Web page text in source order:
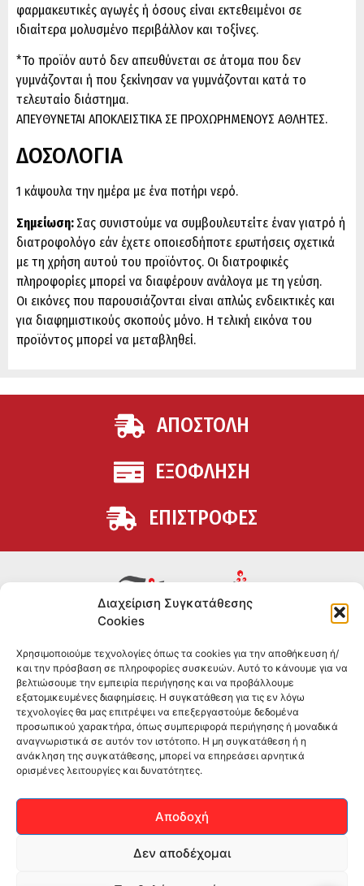
Διαχείριση Συγκατάθεσης
Cookies
Χρησιμοποιούμε τεχνολογίες όπως τα cookies για την αποθήκευση ή/
και την πρόσβαση σε πληροφορίες συσκευών. Αυτό το κάνουμε για να
βελτιώσουμε την εμπειρία περιήγησης και να προβάλλουμε
εξατομικευμένες διαφημίσεις. Η συγκατάθεση για τις εν λόγω
τεχνολογίες θα μας επιτρέψει να επεξεργαστούμε δεδομένα
προσωπικού χαρακτήρα, όπως συμπεριφορά περιήγησης ή μοναδικά
αναγνωριστικά σε αυτόν τον ιστότοπο. Η μη συγκατάθεση ή η
ανάκληση της συγκατάθεσης, μπορεί να επηρεάσει αρνητικά
ορισμένες λειτουργίες και δυνατότητες.
Αποδοχή
Δεν αποδέχομαι
φαρμακευτικές αγωγές ή όσους είναι εκτεθειμένοι σε
ιδιαίτερα μολυσμένο περιβάλλον και τοξίνες.
*Το προϊόν αυτό δεν απευθύνεται σε άτομα που δεν
γυμνάζονται ή που ξεκίνησαν να γυμνάζονται κατά το
τελευταίο διάστημα.
ΑΠΕΥΘΥΝΕΤΑΙ ΑΠΟΚΛΕΙΣΤΙΚΑ ΣΕ ΠΡΟΧΩΡΗΜΕΝΟΥΣ ΑΘΛΗΤΕΣ.
ΔΟΣΟΛΟΓΙΑ
1 κάψουλα την ημέρα με ένα ποτήρι νερό.
Σημείωση: Σας συνιστούμε να συμβουλευτείτε έναν γιατρό ή
διατροφολόγο εάν έχετε οποιεσδήποτε ερωτήσεις σχετικά
με τη χρήση αυτού του προϊόντος. Οι διατροφικές
πληροφορίες μπορεί να διαφέρουν ανάλογα με τη γεύση.
Οι εικόνες που παρουσιάζονται είναι απλώς ενδεικτικές και
για διαφημιστικούς σκοπούς μόνο. Η τελική εικόνα του
προϊόντος μπορεί να μεταβληθεί.
ΑΠΟΣΤΟΛΗ
ΕΞΟΦΛΗΣΗ
ΕΠΙΣΤΡΟΦΕΣ
θέλουν να βελτιώσουν τη διατροφή και την υγεία τους.
Επώνυμα brands και εμπειρία ετών στο χώρο.
ΠΛΗΡΟΦΟΡΙΕΣ
-ΤΗΛ:2551 181428
–ΟΡΟΙ & ΠΡΟΣΩΠΙΚΑ ΔΕΔΟΜΕΝΑ
–ΕΠΙΚΟΙΝΩΝΙΑ
SOCIAL MEDIA